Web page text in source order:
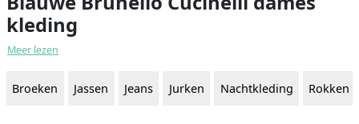
kleding
Meer lezen
Broeken Jassen Jeans Jurken Nachtkleding Rokken